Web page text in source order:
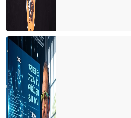
Otelciler arada kaldı
Otelciler, depremzedelerin yaralarını
Turizmde 2022’nin Ardından 2023 yılı
Konaklama vergisi muamması sürüyor
1 Milyon turist nerede?
Turist sayısı arttıkça kazalar da artıyor